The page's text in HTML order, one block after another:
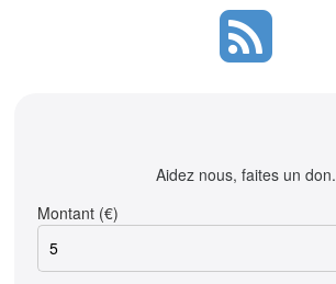
Aidez nous, faites un don.
Montant (€)